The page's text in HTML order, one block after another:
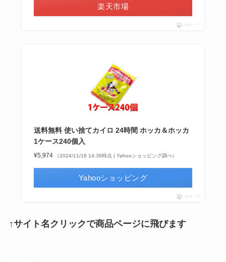
楽天市場
ポチップ
送料無料 使い捨てカイロ 24時間 ホッカ＆ホッカ
1ケース240個入
¥5,974 （2024/11/18 14:36時点 | Yahooショッピング調べ）
Yahooショッピング
ポチップ
↑サイト名クリックで商品ページに飛びます